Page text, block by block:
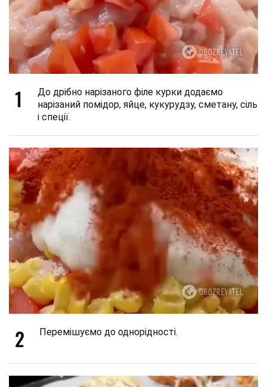
1
До дрібно нарізаного філе курки додаємо
нарізаний помідор, яйце, кукурудзу, сметану, сіль
і спеції.
2 Перемішуємо до однорідності.